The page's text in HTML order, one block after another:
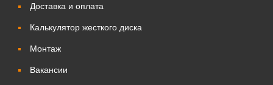
Доставка и оплата
Калькулятор жесткого диска
Монтаж
Вакансии